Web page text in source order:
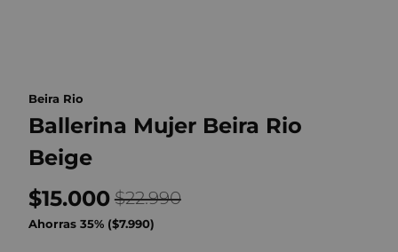
Beira Rio
Ballerina Mujer Beira Rio
Beige
$15.000 $22.990
Ahorras 35% ($7.990)